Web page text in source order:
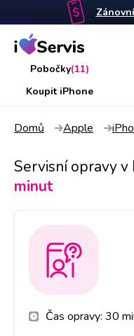
Pobočky(11)
Koupit iPhone
Domů Apple
Servisní opravy v
minut
Čas opravy: 30